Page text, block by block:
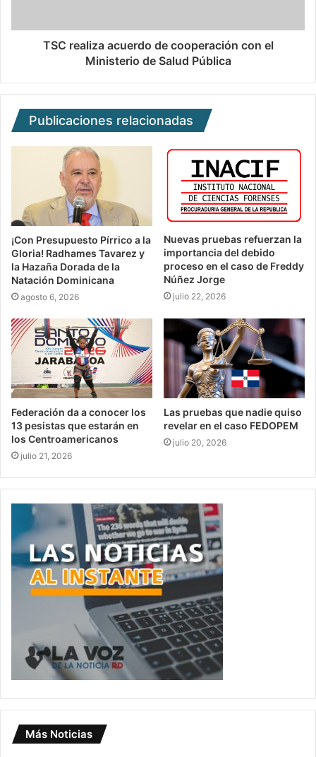
TSC realiza acuerdo de cooperación con el
Ministerio de Salud Pública
Publicaciones relacionadas
¡Con Presupuesto Pírrico a la
Gloria! Radhames Tavarez y
la Hazaña Dorada de la
Natación Dominicana
agosto 6, 2026
Nuevas pruebas refuerzan la
importancia del debido
proceso en el caso de Freddy
Núñez Jorge
julio 22, 2026
Federación da a conocer los
13 pesistas que estarán en
los Centroamericanos
julio 21, 2026
Las pruebas que nadie quiso
revelar en el caso FEDOPEM
julio 20, 2026
Más Noticias